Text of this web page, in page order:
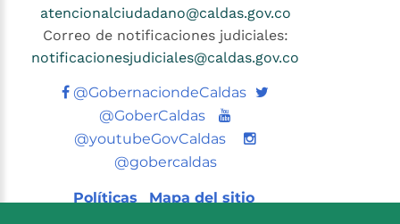
atencionalciudadano@caldas.gov.co
Correo de notificaciones judiciales:
notificacionesjudiciales@caldas.gov.co
@GobernaciondeCaldas Twitter
@GoberCaldas
Youtube
@youtubeGovCaldas
@gobercaldas
Políticas Mapa del sitio